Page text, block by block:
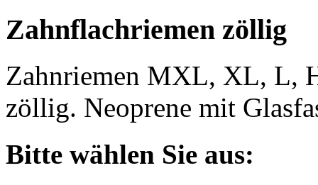
Zahnflachriemen zöllig
Zahnriemen MXL, XL, L,
zöllig. Neoprene mit
Bitte wählen Sie aus: